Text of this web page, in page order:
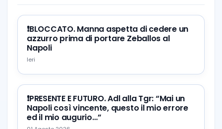
❗️BLOCCATO. Manna aspetta di cedere un
azzurro prima di portare Zeballos al
Napoli
Ieri
❗️PRESENTE E FUTURO. Adl alla Tgr: “Mai un
Napoli così vincente, questo il mio errore
ed il mio augurio…”